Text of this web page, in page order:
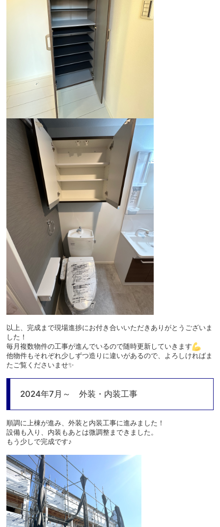
以上、完成まで現場進捗にお付き合いいただきありがとうございま
した！
毎月複数物件の工事が進んでいるので随時更新していきます
他物件もそれぞれ少しずつ造りに違いがあるので、よろしければま
たご覧くださいませ✨
2024年7月～ 外装・内装工事
順調に上棟が進み、外装と内装工事に進みました！
設備も入り、内装もあとは微調整まできました。
もう少しで完成です♪